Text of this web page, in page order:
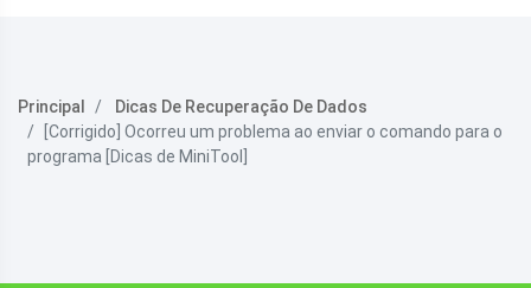
Principal
Dicas De Recuperação De Dados
[Corrigido] Ocorreu um problema ao enviar o comando para o
programa [Dicas de MiniTool]